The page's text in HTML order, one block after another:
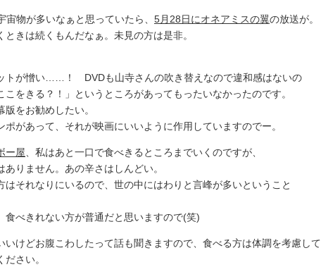
物が多いなぁと思っていたら、 5月28日にオネアミスの翼の放送が。
きは続くもんだなぁ。未見の方は是非。
トが憎い……！ DVDも山寺さんの吹き替えなので違和感はないの
こをきる？！」というところがあってもったいなかったのです。
をお勧めしたい。
ポがあって、それが映画にいいように作用していますのでー。
ー屋 、私はあと一口で食べきるところまでいくのですが、
ありません。あの辛さはしんどい。
それなりにいるので、世の中にはわりと言峰が多いということ
べきれない方が普通だと思いますので(笑)
けどお腹こわしたって話も聞きますので、食べる方は体調を考慮して
さい。